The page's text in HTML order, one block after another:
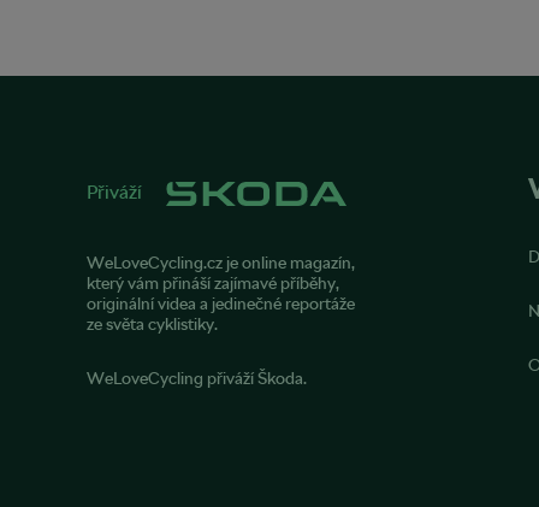
Přiváží
WeLoveCycling.cz je online magazín,
který vám přináší zajímavé příběhy,
originální videa a jedinečné reportáže
ze světa cyklistiky.
WeLoveCycling přiváží Škoda.